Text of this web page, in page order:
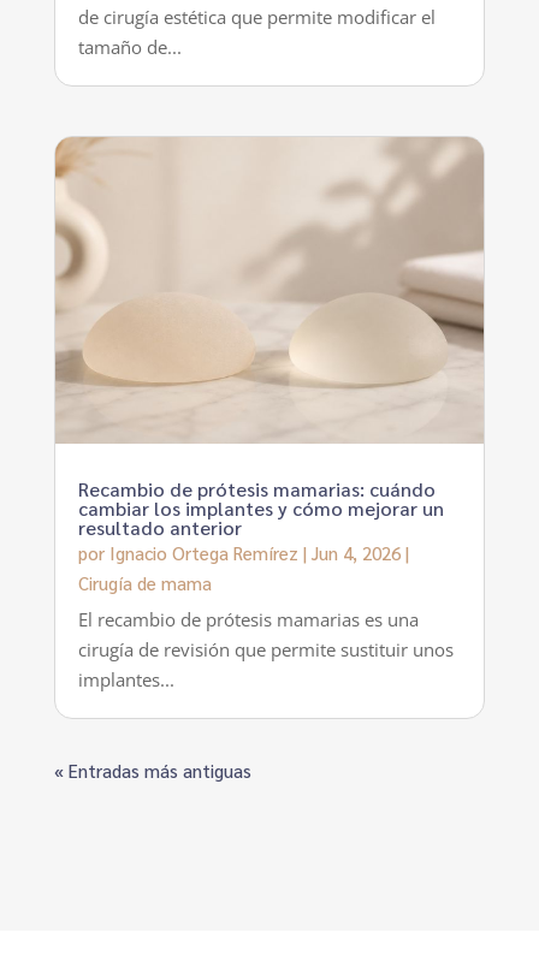
de cirugía estética que permite modificar el
tamaño de...
Recambio de prótesis mamarias: cuándo
cambiar los implantes y cómo mejorar un
resultado anterior
por Ignacio Ortega Remírez | Jun 4, 2026|
Cirugía de mama
El recambio de prótesis mamarias es una
cirugía de revisión que permite sustituir unos
implantes...
« Entradas más antiguas